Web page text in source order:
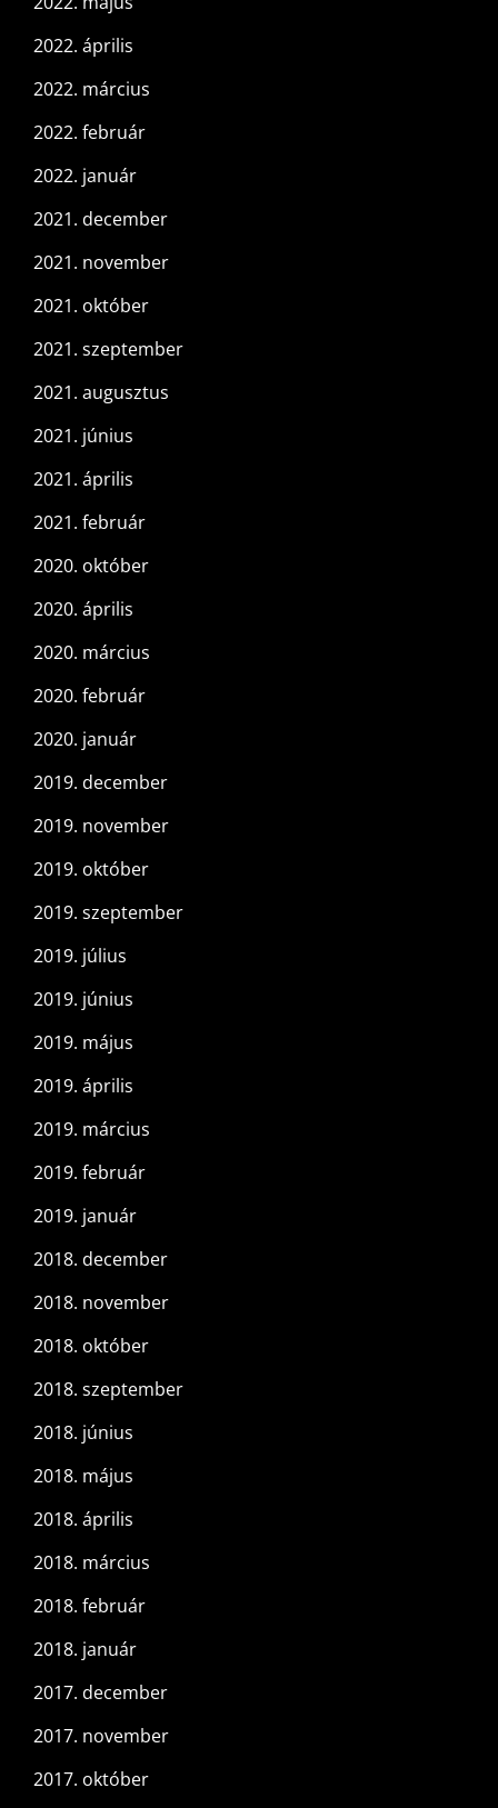
2022. április
2022. március
2022. február
2022. január
2021. december
2021. november
2021. október
2021. szeptember
2021. augusztus
2021. június
2021. április
2021. február
2020. október
2020. április
2020. március
2020. február
2020. január
2019. december
2019. november
2019. október
2019. szeptember
2019. július
2019. június
2019. május
2019. április
2019. március
2019. február
2019. január
2018. december
2018. november
2018. október
2018. szeptember
2018. június
2018. május
2018. április
2018. március
2018. február
2018. január
2017. december
2017. november
2017. október